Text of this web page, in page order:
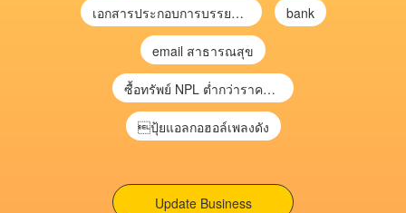
เอกสารประกอบการบรรยาย การประเมินความเสี่ยงเพื่อวางแผนการตรวจสอบ \ bank
email สาธารณสุข
ซื้อทรัพย์ NPL ต่ำกว่าราคาตลาด 30-70% แบบไม่ต้องไปประมูล”
ปุ้ยแอลกอฮอล์เพลงดัง
Update Business